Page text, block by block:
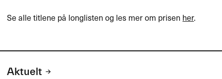
Se alle titlene på longlisten og les mer om prisen her.
Aktuelt